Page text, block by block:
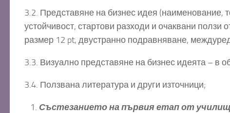
3.2. Представяне на бизнес идея (наименование,
устойчивост, стартови разходи и очаквани
размер 12 pt, двустранно подравняване,
3.3. Визуално представяне на бизнес идеята – в
3.4. Ползвана литература и други източници;
Състезанието на първия етап от